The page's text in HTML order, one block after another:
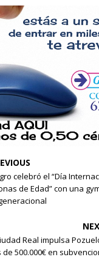
celebró el “Día
de Edad” con una
Real impulsa
500.000€ en